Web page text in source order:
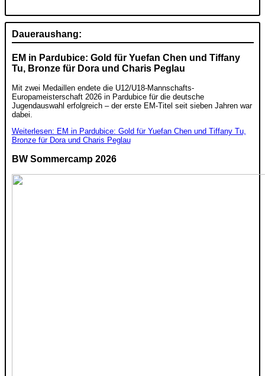
Daueraushang:
EM in Pardubice: Gold für Yuefan Chen und Tiffany
Tu, Bronze für Dora und Charis Peglau
Mit zwei Medaillen endete die U12/U18-Mannschafts-
Europameisterschaft 2026 in Pardubice für die deutsche
Jugendauswahl erfolgreich – der erste EM-Titel seit sieben Jahren war
dabei.
Weiterlesen: EM in Pardubice: Gold für Yuefan Chen und Tiffany Tu,
Bronze für Dora und Charis Peglau
BW Sommercamp 2026